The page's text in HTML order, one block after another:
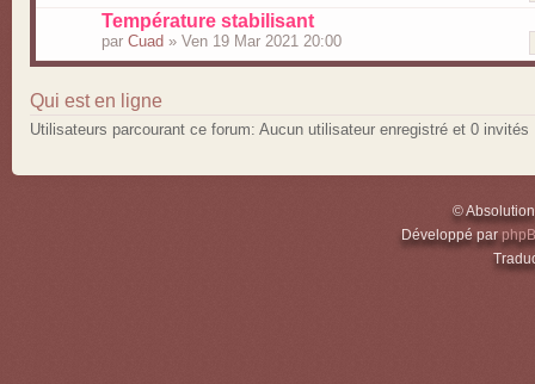
Température stabilisant
par Cuad » Ven 19 Mar 2021 20:00
Qui est en ligne
Utilisateurs parcourant ce forum: Aucun utilisateur enregistré et 0 invités
©
Développé par